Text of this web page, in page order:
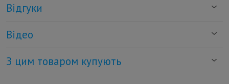
Відгуки
Відео
З цим товаром купують